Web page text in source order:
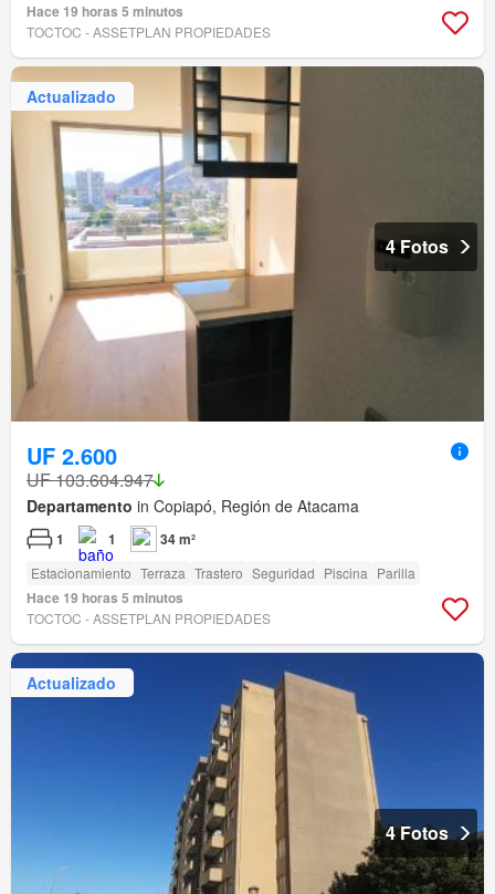
Hace 19 horas 5 minutos
TOCTOC - ASSETPLAN PROPIEDADES
Actualizado
4 Fotos
UF 2.600
UF 103.604.947
Departamento in Copiapó, Región de Atacama
1 1 34 m²
Estacionamiento Terraza Trastero Seguridad Piscina Parilla
Hace 19 horas 5 minutos
TOCTOC - ASSETPLAN PROPIEDADES
Actualizado
4 Fotos